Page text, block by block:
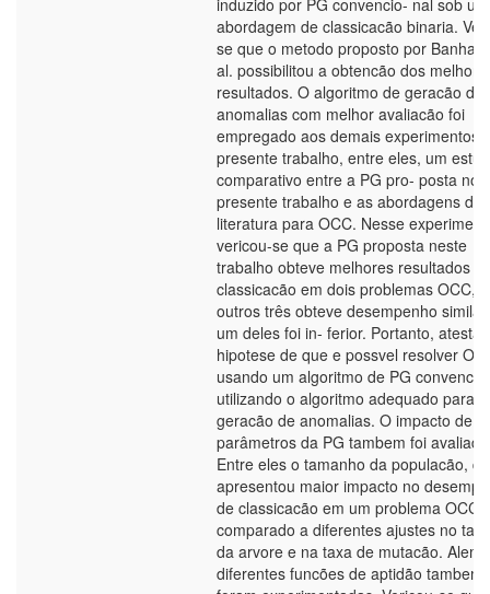
induzido por PG convencio- nal sob
abordagem de classicacão binaria.
se que o metodo proposto por
al. possibilitou a obtencão dos
resultados. O algoritmo de geracão de
anomalias com melhor avaliacão foi
empregado aos demais experimentos
presente trabalho, entre eles, um
comparativo entre a PG pro- posta no
presente trabalho e as abordagens da
literatura para OCC. Nesse
vericou-se que a PG proposta neste
trabalho obteve melhores resultados
classicacão em dois problemas OCC,
outros três obteve desempenho
um deles foi in- ferior. Portanto,
hipotese de que e possvel resolver
usando um algoritmo de PG
utilizando o algoritmo adequado para
geracão de anomalias. O impacto de
parâmetros da PG tambem foi
Entre eles o tamanho da populacão,
apresentou maior impacto no
de classicacão em um problema OCC
comparado a diferentes ajustes no
da arvore e na taxa de mutacão. Alem
diferentes funcões de aptidão tambem